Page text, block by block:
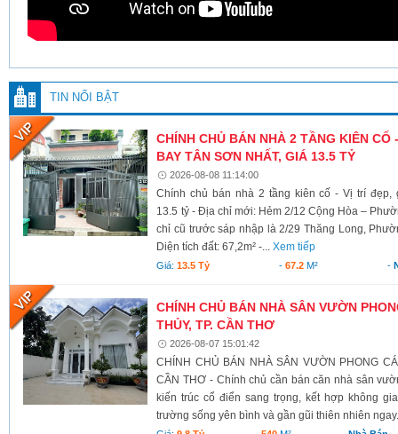
TIN NỔI BẬT
CHÍNH CHỦ BÁN NHÀ 2 TẦNG KIÊN CỐ
BAY TÂN SƠN NHẤT, GIÁ 13.5 TỶ
2026-08-08 11:14:00
Chính chủ bán nhà 2 tầng kiên cố - Vị trí đẹp,
13.5 tỷ - Địa chỉ mới: Hẻm 2/12 Cộng Hòa –
chỉ cũ trước sáp nhập là 2/29 Thăng Long,
Diện tích đất: 67,2m² -...Xem tiếp
Giá:13.5 Tỷ -67.2 M² -
CHÍNH CHỦ BÁN NHÀ SÂN VƯỜN
THỦY, TP. CẦN THƠ
2026-08-07 15:01:42
CHÍNH CHỦ BÁN NHÀ SÂN VƯỜN PHONG
CẦN THƠ - Chính chủ cần bán căn nhà sân
kiến trúc cổ điển sang trọng, kết hợp không
trường sống yên bình và gần gũi thiên nhiên